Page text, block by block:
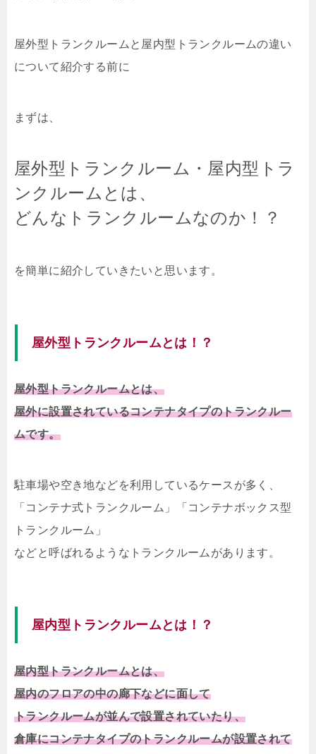
屋外型トランクルームと屋内型トランクルームの違い
について紹介する前に
まずは、
屋外型トランクルーム・屋内型トラ
ンクルームとは、
どんなトランクルームなのか！？
を簡単に紹介していきたいと思います。
屋外型トランクルームとは！？
屋外型トランクルームとは、
屋外に設置されているコンテナタイプのトランクルー
ムです。
駐車場や空き地などを利用しているケースが多く、
「コンテナ式トランクルーム」「コンテナボックス型
トランクルーム」
などと呼ばれるようなトランクルームがあります。
屋内型トランクルームとは！？
屋内型トランクルームとは、
屋内のフロアの中の廊下などに面して
トランクルームが並んで設置されていたり、
倉庫にコンテナタイプのトランクルームが設置されて